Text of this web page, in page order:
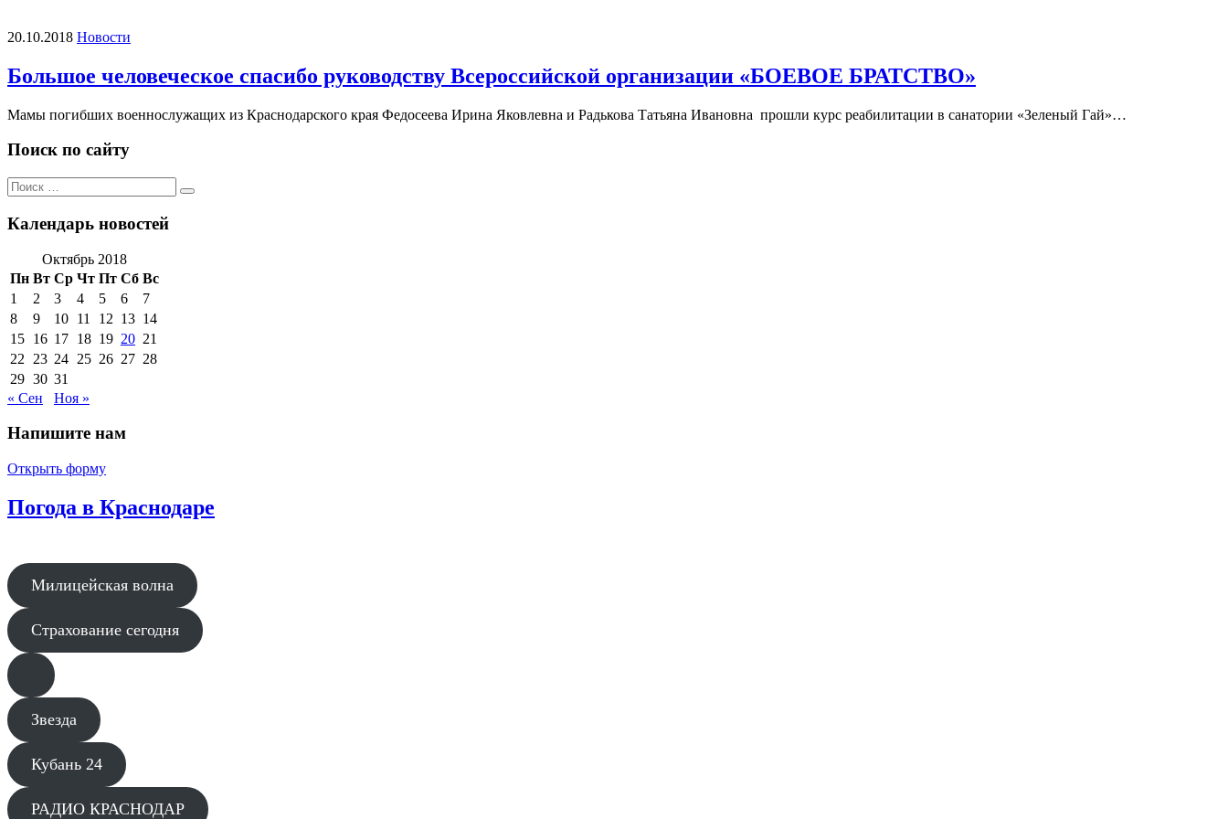
20.10.2018 Новости
Большое человеческое спасибо руководству Всероссийской организации «БОЕВОЕ БРАТСТВО»
Мамы погибших военнослужащих из Краснодарского края Федосеева Ирина Яковлевна и Радькова Татьяна Ивановна прошли курс реабилитации в санатории «Зеленый Гай»…
Поиск по сайту
Поиск
по:
Поиск
Календарь новостей
Октябрь 2018
Пн Вт Ср Чт Пт Сб Вс
1
2 3 4 5 6
7
8
9 10 11 12 13 14
15 16 17 18 19 20 21
22
23 24 25 26 27 28
29 30 31
« Сен
Ноя »
Напишите нам
Открыть форму
Погода в Краснодаре
Милицейская волна
Страхование сегодня
Звезда
Кубань 24
РАДИО КРАСНОДАР